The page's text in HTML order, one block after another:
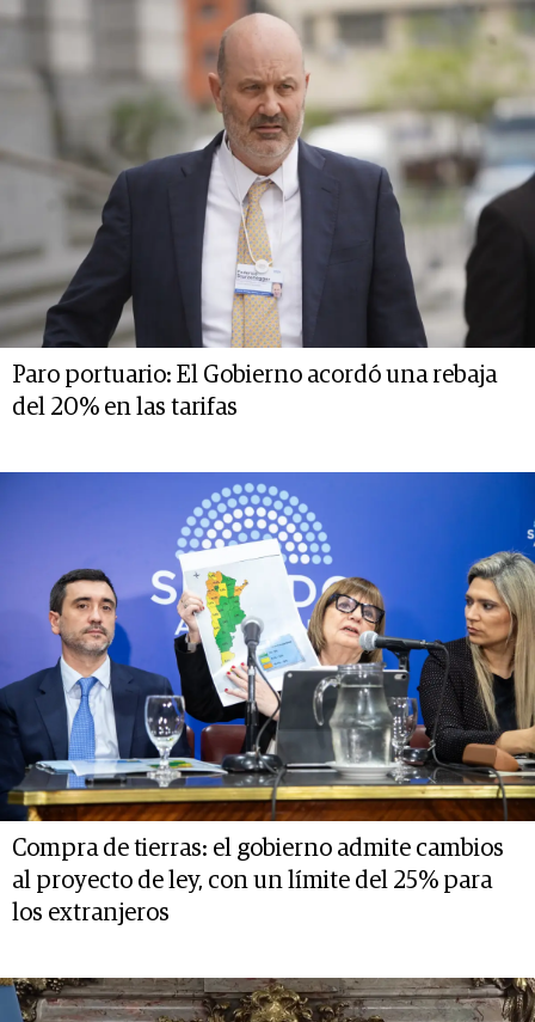
Paro portuario: El Gobierno acordó una rebaja
del 20% en las tarifas
Compra de tierras: el gobierno admite cambios
al proyecto de ley, con un límite del 25% para
los extranjeros